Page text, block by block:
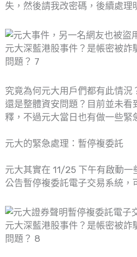
失，然後請我改密碼，後續處理
元大深藍港股事件？是帳密被詐
問題？ 7
究竟為何元大用戶們都有此情況
還是整體資安問題？目前並未看
釋，不過元大當日也有做一些緊
元大的緊急處理：暫停複委託
元大其實在 11/25 下午有啟動一
公告暫停複委託電子交易系統，
元大深藍港股事件？是帳密被詐
問題？ 8